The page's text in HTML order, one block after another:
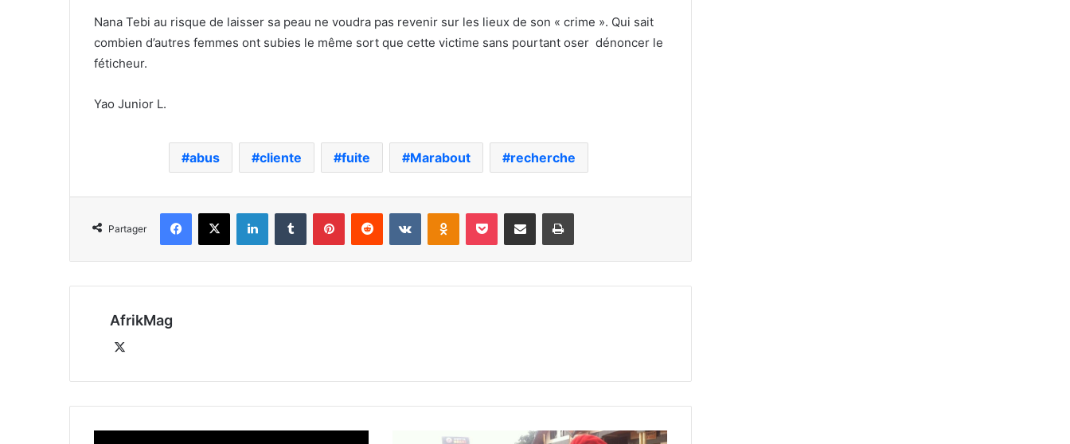
Nana Tebi au risque de laisser sa peau ne voudra pas revenir sur les lieux de son « crime ». Qui sait
combien d’autres femmes ont subies le même sort que cette victime sans pourtant oser dénoncer le
féticheur.
Yao Junior L.
abus cliente fuite Marabout recherche
Partager
Facebook
X LinkedinTumblr PinterestReddit VKontakteOdnoklassniki
Pocket Partager par email Imprimer
AfrikMag